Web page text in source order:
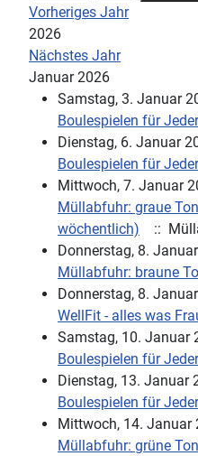
Vorheriges Jahr
2026
Nächstes Jahr
Januar 2026
Samstag, 3. Januar
Boulespielen für
Dienstag, 6. Januar
Boulespielen für
Mittwoch, 7. Januar
Müllabfuhr: graue
wöchentlich)
::
Donnerstag, 8.
Müllabfuhr: braune
Donnerstag, 8.
WellFit - alles was
Samstag, 10. Januar
Boulespielen für
Dienstag, 13. Januar
Boulespielen für
Mittwoch, 14. Januar
Müllabfuhr: grüne